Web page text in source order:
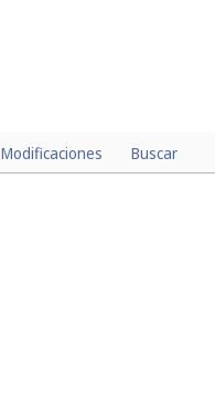
Modificaciones Buscar